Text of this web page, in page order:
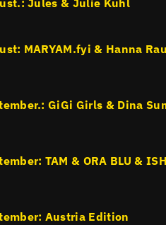
MARYAM.fyi & Hanna
GiGi Girls & Dina
TAM & ORA BLU &
Austria Edition